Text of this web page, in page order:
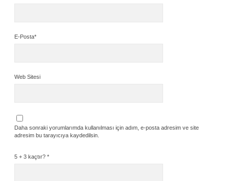
E-Posta*
Web Sitesi
Daha sonraki yorumlarımda kullanılması için adım, e-posta adresim ve site
adresim bu tarayıcıya kaydedilsin.
5 + 3 kaçtır? *